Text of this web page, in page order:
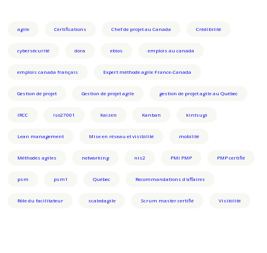
agile Certifications Chef de projet au Canada Crédibilité
cybersécurité dora ebios emplois au canada
emplois canada français Expert méthode agile France-Canada
Gestion de projet Gestion de projet agile gestion de projet agile au Québec
IRCC iso27001 Kaizen Kanban kintsugi
Lean management Mise en réseau et visibilité mobilité
Méthodes agiles networking nis2 PMI PMP PMP certifié
psm psm1 Québec Recommandations d'affaires
Rôle du facilitateur scaledagile Scrum master certifié Visibilité